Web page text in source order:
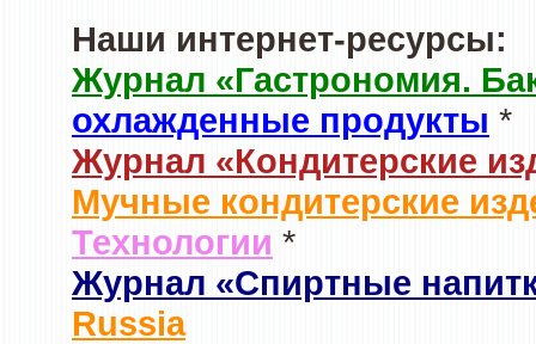
Наши интернет-ресурсы:
Журнал «Гастрономия.
охлажденные продукты *
Журнал «Кондитерские
Мучные кондитерские
Технологии *
Журнал «Спиртные
Russia